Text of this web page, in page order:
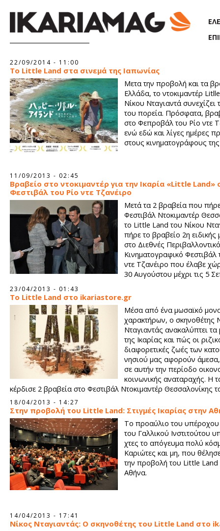
22/09/2014 - 11:00
Το Little Land στα σινεμά της Ιαπωνίας
Μετα την προβολή και τα
Ελλάδα, το ντοκιμαντέρ
Νίκου Νταγιαντά συνεχίζει
του πορεία. Πρόσφατα,
στο Φεπροβάλ του Ρίο ντε
ενώ εδώ και λίγες ημέρες
στους κινηματογράφους
11/09/2013 - 02:45
Βραβείο στο ντοκιμαντέρ για την Ικαρία «Little Land»
Φεστιβάλ του Ρίο ντε Τζανέιρο
Μετά τα 2 βραβεία που
Φεστιβάλ Ντοκιμαντέρ
το Little Land του Νίκου
πήρε το βραβείο 2η ειδικής
στο Διεθνές Περιβαλλοντικό
Κινηματογραφικό Φεστιβάλ
ντε Τζανέιρο που έλαβε
30 Αυγούστου μέχρι τις 5
23/04/2013 - 01:43
Το Little Land στο ikariastore.gr
Μέσα από ένα μωσαϊκό
χαρακτήρων, o σκηνοθέτης
Νταγιαντάς ανακαλύπτει τα
της Ικαρίας και πώς οι
διαφορετικές ζωές των
νησιού μας αφορούν άμεσα,
σε αυτήν την περίοδο
κοινωνικής αναταραχής. Η
κέρδισε 2 βραβεία στο Φεστιβάλ Ντοκιμαντέρ Θεσσαλονίκης
18/04/2013 - 14:27
Στην προβολή του Little Land: Στιγμές Ικαρίας στην
Το προαύλιο του
του Γαλλικού Ινστιτούτου
χτες το απόγευμα πολύ
Καριώτες και μη, που
την προβολή του Little Land
Αθήνα.
14/04/2013 - 17:41
Νίκος Νταγιαντάς: Ο σκηνοθέτης του Little Land στο